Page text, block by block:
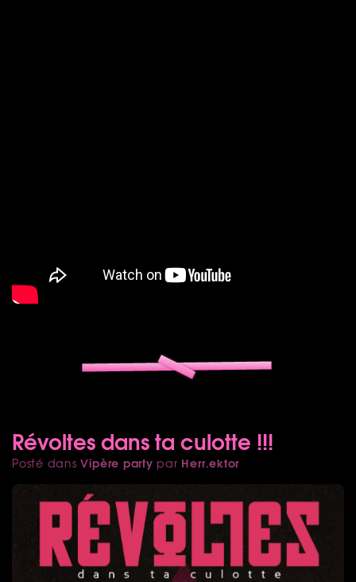
Révoltes dans ta culotte !!!
Posté dansVipère party par Herr.ektor